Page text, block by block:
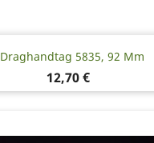
Draghandtag 5835, 92 Mm
Pris
12,70 €